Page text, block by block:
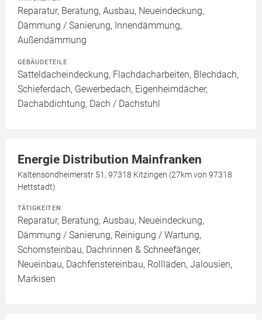
Reparatur, Beratung, Ausbau, Neueindeckung,
Dämmung / Sanierung, Innendämmung,
Außendämmung
GEBÄUDETEILE
Satteldacheindeckung, Flachdacharbeiten, Blechdach,
Schieferdach, Gewerbedach, Eigenheimdächer,
Dachabdichtung, Dach / Dachstuhl
Energie Distribution Mainfranken
Kaltensondheimerstr 51, 97318 Kitzingen (27km von 97318
Hettstadt)
TÄTIGKEITEN
Reparatur, Beratung, Ausbau, Neueindeckung,
Dämmung / Sanierung, Reinigung / Wartung,
Schornsteinbau, Dachrinnen & Schneefänger,
Neueinbau, Dachfenstereinbau, Rollläden, Jalousien,
Markisen